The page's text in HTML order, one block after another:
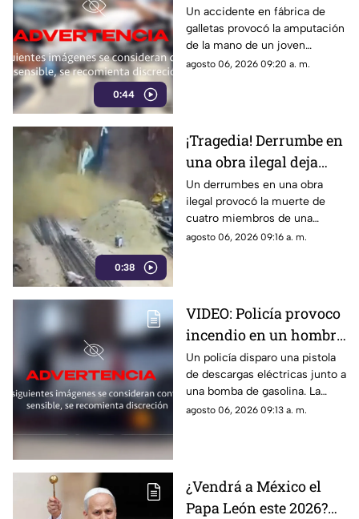
0:44
mano a empleado |
VIDEO
Un accidente en fábrica de
galletas provocó la amputación
de la mano de un joven
trabajador de 19 años. El herido
agosto 06, 2026 09:20 a. m.
0:38
¡Tragedia! Derrumbe en
una obra ilegal deja
cuatro muertos | VIDEO
Un derrumbes en una obra
ilegal provocó la muerte de
cuatro miembros de una
misma familia. Las víctimas
agosto 06, 2026 09:16 a. m.
VIDEO: Policía provoco
incendio en un hombre
en una gasolinera
Un policía disparo una pistola
de descargas eléctricas junto a
una bomba de gasolina. La
chispa del dispositivo provocó
agosto 06, 2026 09:13 a. m.
¿Vendrá a México el
Papa León este 2026?